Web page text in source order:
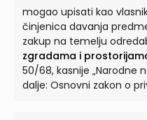
mogao upisati kao
činjenica davanja
zakup na temelju
zgradama i
50/68, kasnije „Narodne
dalje: Osnovni zakon o